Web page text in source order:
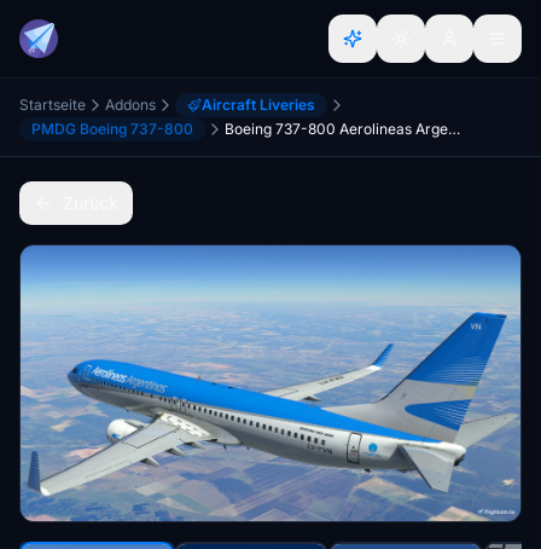
Startseite Addons
Aircraft Liveries
PMDG Boeing 737-800
Boeing 737-800 Aerolineas Argentinas LV-FVN